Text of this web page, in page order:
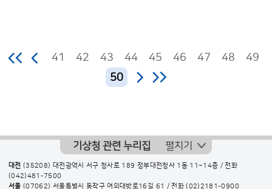
41 42 43 44 45 46 47 48
49
50
기상청 관련 누리집 펼치기
대전 (35208) 대전광역시 서구 청사로 189 정부대전청사 1동 11~14층 / 전화
(042)481-7500
서울 (07062) 서울특별시 동작구 여의대방로16길 61 / 전화(02)2181-0900